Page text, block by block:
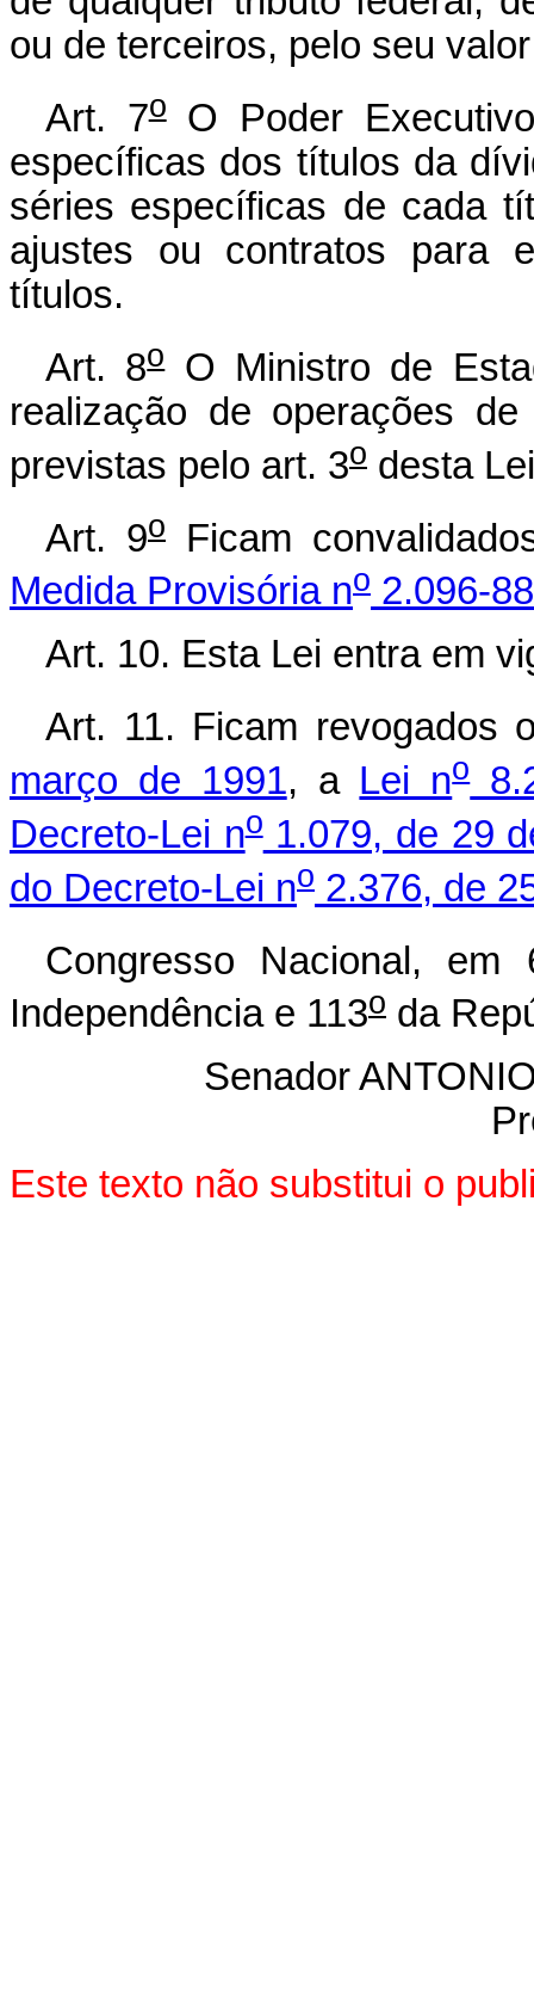
ou de terceiros, pelo seu
Art. 7oO Poder
específicas dos títulos da
séries específicas de cada
ajustes ou contratos para
títulos.
Art. 8oO Ministro de
realização de operações
previstas pelo art. 3o desta
Art. 9o
Ficam
Medida Provisória no 2.096-
Art. 10. Esta Lei entra em
Art. 11. Ficam revogados
março de 1991, a Lei no
Decreto-Lei no1.079, de 29
do Decreto-Lei no 2.376, de
Congresso Nacional,
Independência e 113o da
Senador
Este texto não substitui o